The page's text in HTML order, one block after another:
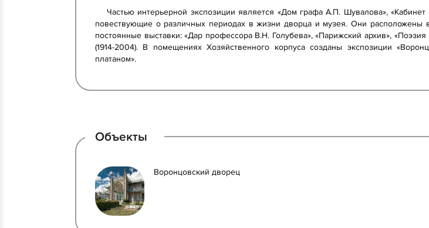
Частью интерьерной экспозиции является «Дом графа А.П. Шувалова»,
повествующие о различных периодах в жизни дворца и музея. Они
постоянные выставки: «Дар профессора В.Н. Голубева», «Парижский архив»,
(1914-2004). В помещениях Хозяйственного корпуса созданы экспозиции
платаном».
Объекты
Воронцовский дворец